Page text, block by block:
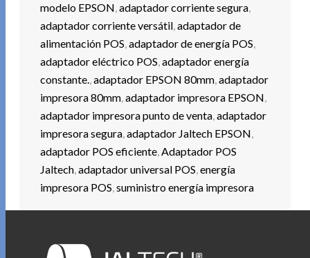
modelo EPSON,adaptador corriente segura,
adaptador corriente versátil,adaptador de
alimentación POS,adaptador de energía POS,
adaptador eléctrico POS,adaptador energía
constante.,adaptador EPSON 80mm,adaptador
impresora 80mm,adaptador impresora EPSON,
adaptador impresora punto de venta,adaptador
impresora segura,adaptador Jaltech EPSON,
adaptador POS eficiente,Adaptador POS
Jaltech,adaptador universal POS,energía
impresora POS,suministro energía impresora